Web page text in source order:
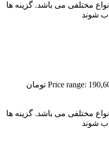
مختلفی می باشد. گزینه ها
شوند
Price range: 190,600 تومان
مختلفی می باشد. گزینه ها
شوند